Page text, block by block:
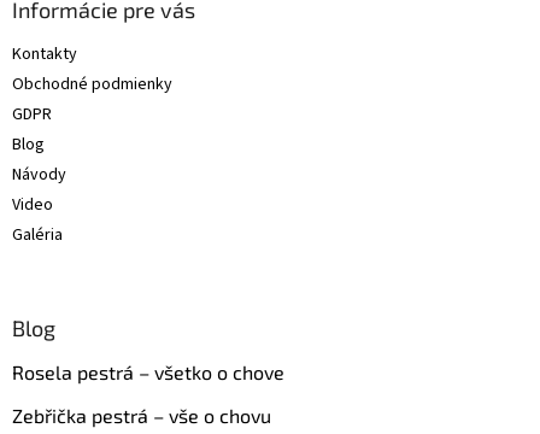
Informácie pre vás
Kontakty
Obchodné podmienky
GDPR
Blog
Návody
Video
Galéria
Blog
Rosela pestrá – všetko o chove
Zebřička pestrá – vše o chovu